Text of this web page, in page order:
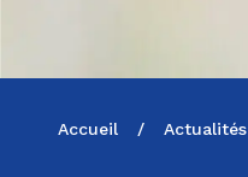
Accueil / Actualités